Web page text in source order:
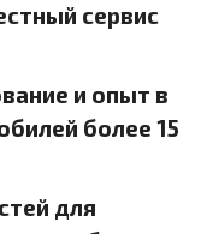
сервис
и опыт в
более 15
для